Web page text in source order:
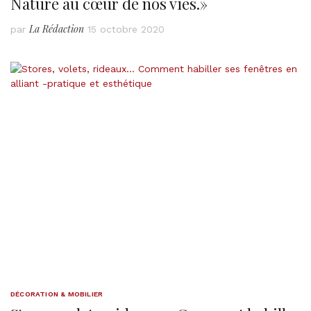
par La Rédaction 15 octobre 2020
DÉCORATION & MOBILIER